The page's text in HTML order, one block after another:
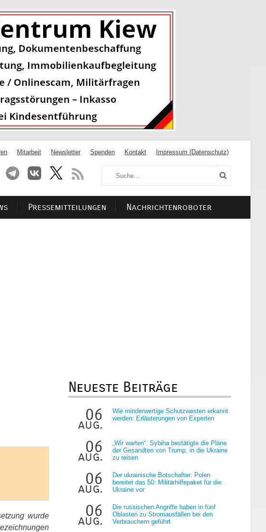
Mitarbeit Newsletter Spenden Kontakt Impressum (Datenschutz)
Pressemitteilungen Nachrichtenroboter
wurde
Neueste Beiträge
06
aug.
Wie minderwertige Schutzwesten erkannt
werden: Erläuterungen von Experten
06
aug.
„Wir warten“: Sybiha bestätigte die Pläne
der Gesandten von Trump, in die Ukraine
zu reisen
06
aug.
Der ukrainische Botschafter: Polen
bereitet das 50: Militärhilfepaket für die
Ukraine vor
06
aug.
Die russischen Angriffe haben in fünf
Oblasten zu Stromausfällen bei den
Verbrauchern geführt